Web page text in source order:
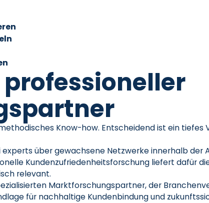
Know-how. Entscheidend ist ein tiefes
über gewachsene Netzwerke innerhalb
Kundenzufriedenheitsforschung liefert dafür
relevant.
Marktforschungspartner, der
für nachhaltige Kundenbindung und